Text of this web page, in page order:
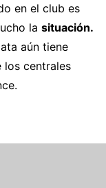
en el club es
la situación.
aún tiene
los centrales